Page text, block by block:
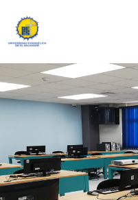
Communities & Collections
All of DSpace